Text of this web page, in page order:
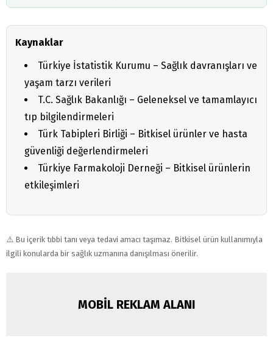
Kaynaklar
Türkiye İstatistik Kurumu – Sağlık davranışları ve
yaşam tarzı verileri
T.C. Sağlık Bakanlığı – Geleneksel ve tamamlayıcı
tıp bilgilendirmeleri
Türk Tabipleri Birliği – Bitkisel ürünler ve hasta
güvenliği değerlendirmeleri
Türkiye Farmakoloji Derneği – Bitkisel ürünlerin
etkileşimleri
⚠️ Bu içerik tıbbi tanı veya tedavi amacı taşımaz. Bitkisel ürün kullanımıyla
ilgili konularda bir sağlık uzmanına danışılması önerilir.
MOBİL REKLAM ALANI